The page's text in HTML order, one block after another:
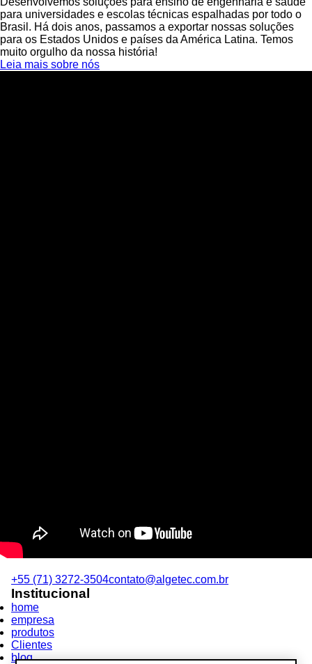
para universidades e escolas técnicas espalhadas por todo o
Brasil. Há dois anos, passamos a exportar nossas soluções
para os Estados Unidos e países da América Latina. Temos
muito orgulho da nossa história!
Leia mais sobre nós
+55 (71) 3272-3504contato@algetec.com.br
Institucional
home
empresa
produtos
Clientes
blog